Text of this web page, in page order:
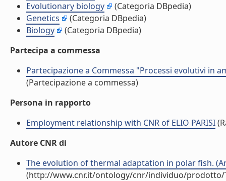
Evolutionary biology
(Categoria DBpedia)
Genetics
(Categoria DBpedia)
Biology
(Categoria DBpedia)
Partecipa a commessa
Partecipazione a Commessa "Processi evolutivi in
(Partecipazione a commessa)
Persona in rapporto
Employment relationship with CNR of ELIO PARISI
Autore CNR di
The evolution of thermal adaptation in polar fish.
(http://www.cnr.it/ontology/cnr/individuo/prodotto/